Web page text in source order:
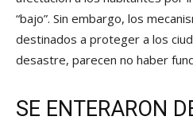
“bajo”. Sin embargo, los
destinados a proteger a los
desastre, parecen no haber
SE ENTERARON